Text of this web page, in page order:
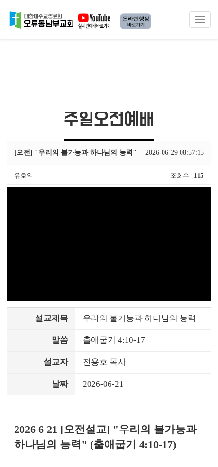
Toggle
주일오전예배
[오전] "우리의 불가능과 하나님의 능력" 2026-06-29 08:57:15
유호익 조회수 115
설교제목 우리의 불가능과 하나님의 능력
말씀 출애굽기 4:10-17
설교자 전용호 목사
날짜 2026-06-21
2026 6 21 [오전설교] "우리의 불가능과
하나님의 능력" (출애굽기 4:10-17)